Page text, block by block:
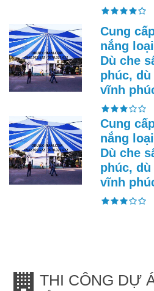
Cung
nắng
Dù che
phúc,
vĩnh
Cung
nắng
Dù che
phúc,
vĩnh
THI CÔNG DỰ